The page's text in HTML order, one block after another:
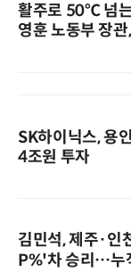
활주로 50℃ 넘
영훈 노동부 장
SK하이닉스, 용
4조원 투자
김민석, 제주·인
P%'차 승리…누